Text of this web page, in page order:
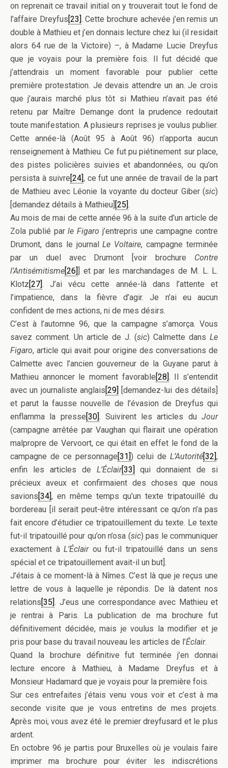
on reprenait ce travail initial on y trouverait tout le fond de
l’affaire Dreyfus[23]. Cette brochure achevée j’en remis un
double à Mathieu et j’en donnais lecture chez lui (il residait
alors 64 rue de la Victoire) –, à Madame Lucie Dreyfus
que je voyais pour la première fois. Il fut décidé que
j’attendrais un moment favorable pour publier cette
première protestation. Je devais attendre un an. Je crois
que j’aurais marché plus tôt si Mathieu n’avait pas été
retenu par Maître Demange dont la prudence redoutait
toute manifestation. A plusieurs reprises je voulus publier.
Cette année-là (Août 95 à Août 96) n’apporta aucun
renseignement à Mathieu. Ce fut pu piétinement sur place,
des pistes policières suivies et abandonnées, ou qu’on
persista à suivre[24], ce fut une année de travail de la part
de Mathieu avec Léonie la voyante du docteur Giber (sic)
[demandez détails à Mathieu] [25].
Au mois de mai de cette année 96 à la suite d’un article de
Zola publié parle Figaro j’entrepris une campagne contre
Drumont, dans le journalLe Voltaire, campagne terminée
par un duel avec Drumont [voir brochure Contre
l’Antisémitisme[26]] et par les marchandages de M. L. L.
Klotz[27]. J’ai vécu cette année-là dans l’attente et
l’impatience, dans la fièvre d’agir. Je n’ai eu aucun
confident de mes actions, ni de mes désirs.
C’est à l’automne 96, que la campagne s’amorça. Vous
savez comment. Un article de J. (sic) Calmette dans Le
Figaro, article qui avait pour origine des conversations de
Calmette avec l’ancien gouverneur de la Guyane parut à
Mathieu annoncer le moment favorable[28]. Il s’entendit
avec un journaliste anglais[29] [demandez-lui des détails]
et parut la fausse nouvelle de l’évasion de Dreyfus qui
enflamma la presse[30]. Suivirent les articles duJour
(campagne arrêtée par Vaughan qui flairait une opération
malpropre de Vervoort, ce qui était en effet le fond de la
campagne de ce personnage[31]) celui de L’Autorité[32],
enfin les articles de L’Éclair[33] qui donnaient de si
précieux aveux et confirmaient des choses que nous
savions[34], en même temps qu’un texte tripatouillé du
bordereau [il serait peut-être intéressant ce qu’on n’a pas
fait encore d’étudier ce tripatouillement du texte. Le texte
fut-il tripatouillé pour qu’on n’osa (sic) pas le communiquer
exactement à L’Éclairou fut-il tripatouillé dans un sens
spécial et ce tripatouillement avait-il un but].
J’étais à ce moment-là à Nîmes. C’est là que je reçus une
lettre de vous à laquelle je répondis. De là datent nos
relations[35]. J’eus une correspondance avec Mathieu et
je rentrai à Paris. La publication de ma brochure fut
définitivement décidée, mais je voulus la modifier et je
pris pour base du travail nouveau les articles de l’Éclair.
Quand la brochure définitive fut terminée j’en donnai
lecture encore à Mathieu, à Madame Dreyfus et à
Monsieur Hadamard que je voyais pour la première fois.
Sur ces entrefaites j’étais venu vous voir et c’est à ma
seconde visite que je vous entretins de mes projets.
Après moi, vous avez été le premier dreyfusard et le plus
ardent.
En octobre 96 je partis pour Bruxelles où je voulais faire
imprimer ma brochure pour éviter les indiscrétions